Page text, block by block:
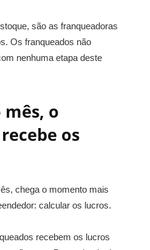
são as franqueadoras
Os franqueados não
nenhuma etapa deste
o
os
chega o momento mais
calcular os lucros.
recebem os lucros